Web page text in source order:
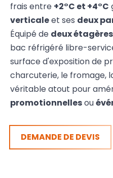
frais entre +2°C et +4°C
verticaleet ses deux
Équipé de deux étagères
bac réfrigéré libre-
surface d'exposition de
charcuterie, le fromage,
véritable atout pour
promotionnellesou
DEMANDE DE DEVIS